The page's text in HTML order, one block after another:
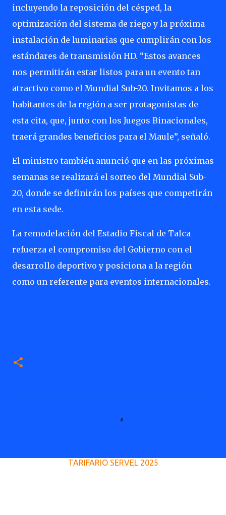
incluyendo la reposición del césped, la
optimización del sistema de riego y la próxima
instalación de luminarias que cumplirán con los
estándares de transmisión HD. “Estos avances
nos permitirán estar listos para un evento tan
atractivo como el Mundial Sub-20. Invitamos a los
habitantes de la región a ser protagonistas de
esta cita, que, junto con los Juegos Binacionales,
traerá grandes beneficios para el Maule”, señaló.
El ministro también anunció que en las próximas
semanas se realizará el sorteo del Mundial Sub-
20, donde se definirán los países que competirán
en esta sede.
La remodelación del Estadio Fiscal de Talca
refuerza el compromiso del Gobierno con el
desarrollo deportivo y posiciona a la región
como un referente para eventos internacionales.
TARIFARIO SERVEL 2025